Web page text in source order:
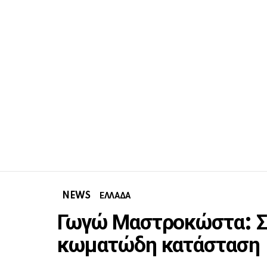
NEWS ΕΛΛΑΔΑ
Γωγώ Μαστροκώστα:
κωματώδη κατάσταση